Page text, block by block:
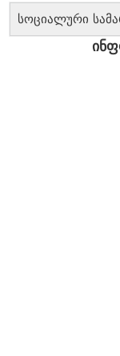
სოციალური